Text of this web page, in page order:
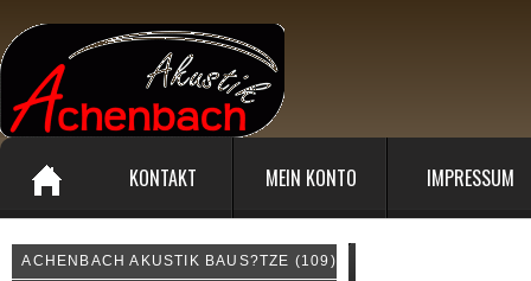
KONTAKT MEIN KONTO IMPRESSUM
ACHENBACH AKUSTIK BAUS?TZE (109)